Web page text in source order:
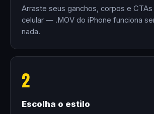
Arraste seus ganchos, corpos e
celular — .MOV do iPhone funciona
nada.
2
Escolha o estilo